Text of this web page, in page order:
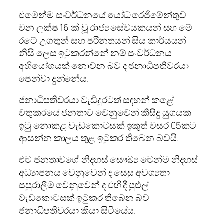
එමෙන්ම සංවර්ධනයේ යෝධ රෙජිමේන්තුව
වන ලක්ෂ 16 ක් වූ රාජ්‍ය සේවයකයන් සහ මේ
රටේ උගතුන් සහ පරිනතයන් සිය කාර්යයන්
නිසි ලෙස ඉටුකරන්නේ නම් සංවර්ධනය
අභියෝගයක් නොවන බව ද ජනාධිපතිවරයා
පෙන්වා දුන්නේය.
ජනාධිපතිවරයා වැඩිදුරටත් සඳහන් කළේ
වතුකරයේ ජනතාව වෙනුවෙන් කිසිදු යුගයක
ඉටු නොකළ වැඩකොටසක් ඉකුත් වසර 05කට
ආසන්න කාලය තුළ ඉටුකර තිබෙන බවයි.
එම ජනතාවගේ නිදහස් සෞඛ්‍ය මෙන්ම නිදහස්
අධ්‍යාපනය වෙනුවෙන් ද සෙසු අවශ්‍යතා
සපුරාලීම වෙනුවෙන් ද එහි දී පුළුල්
වැඩකොටසක් ඉටුකර තිබෙන බව
ජනාධිපතිවරයා කියා සිටියේය.